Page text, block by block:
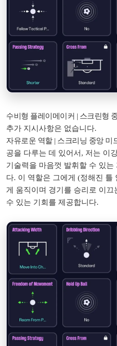
수비형 플레이메이커 | 스크린형
추가 지시사항은 없습니다.
자유로운 역할 | 스크리닝 중앙 미
공을 다루는 데 있어서, 저는 이
기술력을 마음껏 발휘할 수 있는
다. 이 역할은 그에게 (정해진 틀
게 움직이며 경기를 승리로 이
수 있는 기회를 제공합니다.